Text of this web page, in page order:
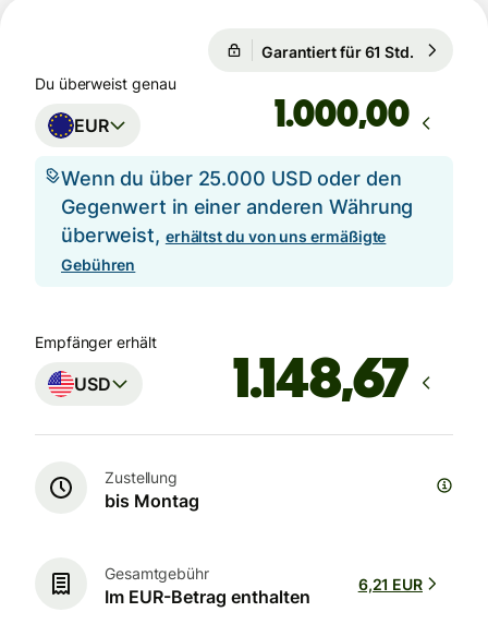
Garantiert für 61 Std.
Du überweist genau
EUR ,00
Wenn du über 25.000 USD oder den
Gegenwert in einer anderen Währung
überweist, erhältst du von uns ermäßigte
Gebühren
Empfänger erhält
USD
Zustellung
bis Montag
Gesamtgebühr
Im EUR-Betrag enthalten
6,21 EUR